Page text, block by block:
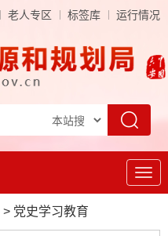
老人专区 标签库 运行情况
导
> 党史学习教育